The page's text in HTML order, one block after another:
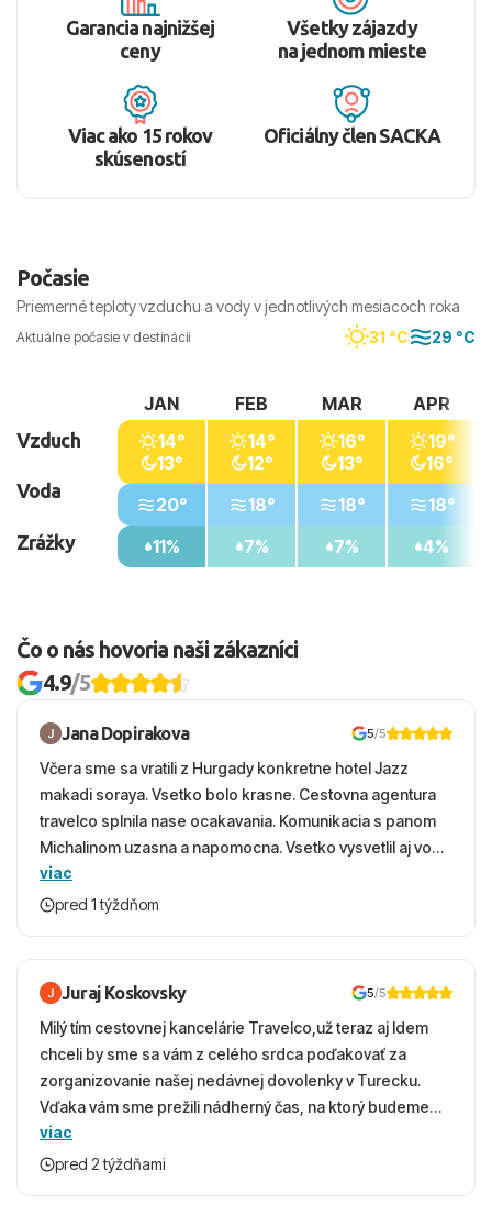
Garancia najnižšej
ceny
Všetky zájazdy
na jednom mieste
Viac ako 15 rokov
skúseností
Oficiálny člen SACKA
Počasie
Priemerné teploty vzduchu a vody v jednotlivých mesiacoch roka
Aktuálne počasie v destinácii 31 °C 29 °C
Vzduch
Voda
Zrážky
JAN
14°
13°
20°
11%
FEB
14°
12°
18°
7%
MAR
16°
13°
18°
7%
APR
19°
16°
18°
4%
Čo o nás hovoria naši zákazníci
4.9/5
Jana Dopirakova 5/5
Včera sme sa vratili z Hurgady konkretne hotel Jazz
makadi soraya. Vsetko bolo krasne. Cestovna agentura
travelco splnila nase ocakavania. Komunikacia s panom
Michalinom uzasna a napomocna. Vsetko vysvetlil aj vo
vecernych hodinach zaco sa ospravedlnujem. Hotel
krasny, cisty. Sluzby top. Strava, prostredie, more,
viac
pred 1 týždňom
Juraj Koskovsky 5/5
Milý tím cestovnej kancelárie Travelco,už teraz aj Idem
chceli by sme sa vám z celého srdca poďakovať za
zorganizovanie našej nedávnej dovolenky v Turecku.
Vďaka vám sme prežili nádherný čas, na ktorý budeme
ešte dlho s úsmevom spomínať. ​Všetko prebehlo
absolútne hladko – od prvotného výberu zájazdu, cez
viac
pred 2 týždňami